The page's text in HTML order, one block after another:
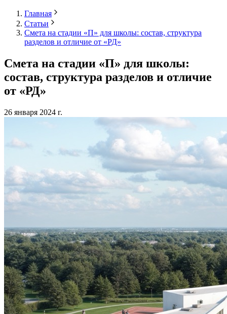
Главная
Статьи
Смета на стадии «П» для школы: состав, структура
разделов и отличие от «РД»
Смета на стадии «П» для школы:
состав, структура разделов и отличие
от «РД»
26 января 2024 г.